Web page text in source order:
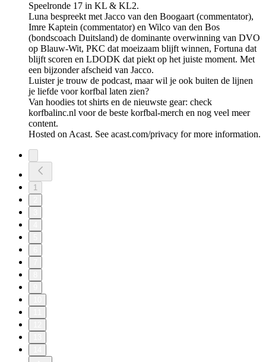
Speelronde 17 in KL & KL2.
Luna bespreekt met Jacco van den Boogaart (commentator),
Imre Kaptein (commentator) en Wilco van den Bos
(bondscoach Duitsland) de dominante overwinning van DVO
op Blauw-Wit, PKC dat moeizaam blijft winnen, Fortuna dat
blijft scoren en LDODK dat piekt op het juiste moment. Met
een bijzonder afscheid van Jacco.
Luister je trouw de podcast, maar wil je ook buiten de lijnen
je liefde voor korfbal laten zien?
Van hoodies tot shirts en de nieuwste gear: check
korfbalinc.nl voor de beste korfbal-merch en nog veel meer
content.
Hosted on Acast. See acast.com/privacy for more information.
1